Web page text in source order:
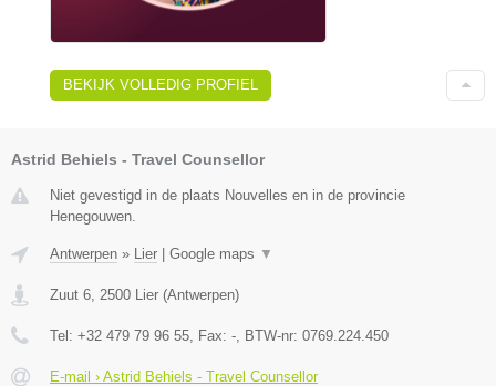
BEKIJK VOLLEDIG PROFIEL
Astrid Behiels - Travel Counsellor
Niet gevestigd in de plaats Nouvelles en in de provincie
Henegouwen.
Antwerpen » Lier Google maps ▼
Zuut 6 2500 Lier (Antwerpen)
Tel: +32 479 79 96 55 , Fax: - , BTW-nr: 0769.224.450
E-mail › Astrid Behiels - Travel Counsellor